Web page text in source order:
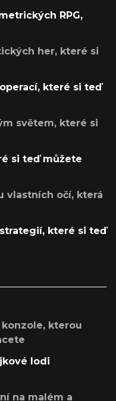
RPG,
her, které si
které si teď
světem, které si
si teď můžete
vlastních očí, která
které si teď
konzole, kterou
lodi
na malém a